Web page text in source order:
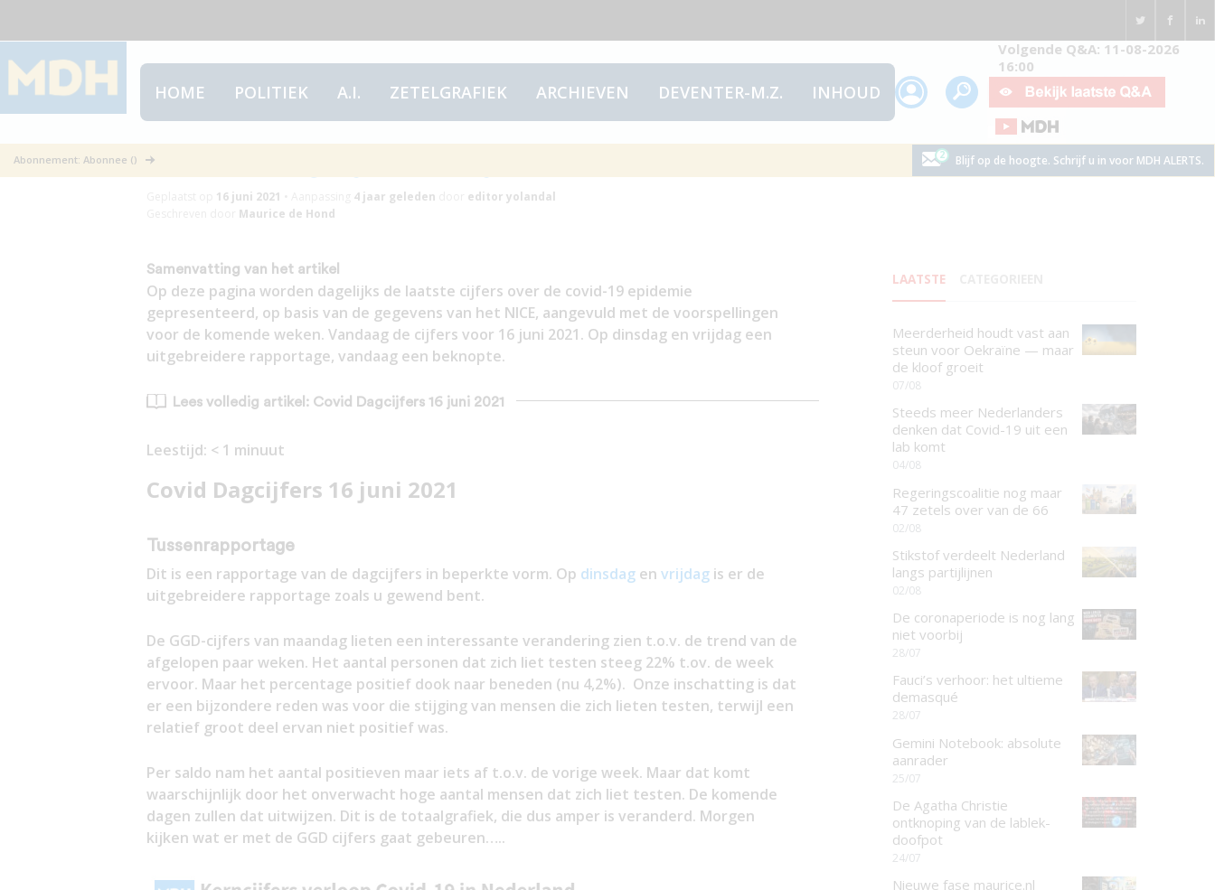
HOME POLITIEK A.I. ZETELGRAFIEK ARCHIEVEN DEVENTER-M.Z. INHOUD
Volgende Q&A: 11-08-2026
16:00
Abonnement: Abonnee () Blijf op de hoogte. Schrijf u in voor MDH ALERTS.
Covid Dagcijfers 16 juni 2021
16 juni 2021 4 jaar geleden
editor yolandal
Maurice de Hond
Samenvatting van het artikel
Op deze pagina worden dagelijks de laatste cijfers over de covid-19 epidemie
gepresenteerd, op basis van de gegevens van het NICE, aangevuld met de voorspellingen
voor de komende weken. Vandaag de cijfers voor 16 juni 2021. Op dinsdag en vrijdag een
uitgebreidere rapportage, vandaag een beknopte.
Lees volledig artikel: Covid Dagcijfers 16 juni 2021
Leestijd: < 1 minuut
Covid Dagcijfers 16 juni 2021
Tussenrapportage
Dit is een rapportage van de dagcijfers in beperkte vorm. Op dinsdagen vrijdagis er de
uitgebreidere rapportage zoals u gewend bent.
De GGD-cijfers van maandag lieten een interessante verandering zien t.o.v. de trend van de
afgelopen paar weken. Het aantal personen dat zich liet testen steeg 22% t.ov. de week
ervoor. Maar het percentage positief dook naar beneden (nu 4,2%). Onze inschatting is dat
er een bijzondere reden was voor die stijging van mensen die zich lieten testen, terwijl een
relatief groot deel ervan niet positief was.
Per saldo nam het aantal positieven maar iets af t.o.v. de vorige week. Maar dat komt
waarschijnlijk door het onverwacht hoge aantal mensen dat zich liet testen. De komende
dagen zullen dat uitwijzen. Dit is de totaalgrafiek, die dus amper is veranderd. Morgen
kijken wat er met de GGD cijfers gaat gebeuren…..
LAATSTE
Meerderheid houdt vast aan
steun voor Oekraïne — maar
de kloof groeit
07/08
Steeds meer Nederlanders
denken dat Covid-19 uit een
lab komt
04/08
Regeringscoalitie nog maar
47 zetels over van de 66
02/08
Stikstof verdeelt Nederland
langs partijlijnen
02/08
De coronaperiode is nog lang
niet voorbij
28/07
Fauci’s verhoor: het ultieme
demasqué
28/07
Gemini Notebook: absolute
aanrader
25/07
De Agatha Christie
ontknoping van de lablek-
doofpot
24/07
Nieuwe fase maurice.nl